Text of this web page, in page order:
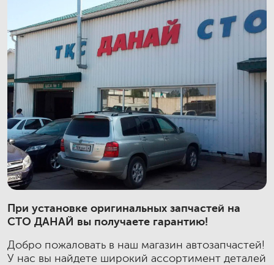
При установке оригинальных запчастей на
СТО ДАНАЙ вы получаете гарантию!
Добро пожаловать в наш магазин автозапчастей!
У нас вы найдете широкий ассортимент деталей